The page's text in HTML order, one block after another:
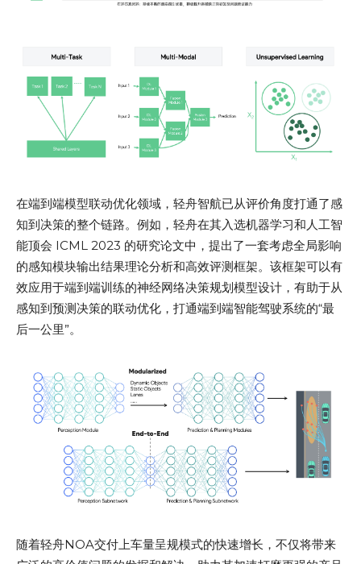
在端到端模型联动优化领域，轻舟智航已从评价角度打通了感
知到决策的整个链路。例如，轻舟在其入选机器学习和人工智
能顶会 ICML 2023 的研究论文中，提出了一套考虑全局影响
的感知模块输出结果理论分析和高效评测框架。该框架可以有
效应用于端到端训练的神经网络决策规划模型设计，有助于从
感知到预测决策的联动优化，打通端到端智能驾驶系统的“最
后一公里”。
随着轻舟NOA交付上车量呈规模式的快速增长，不仅将带来